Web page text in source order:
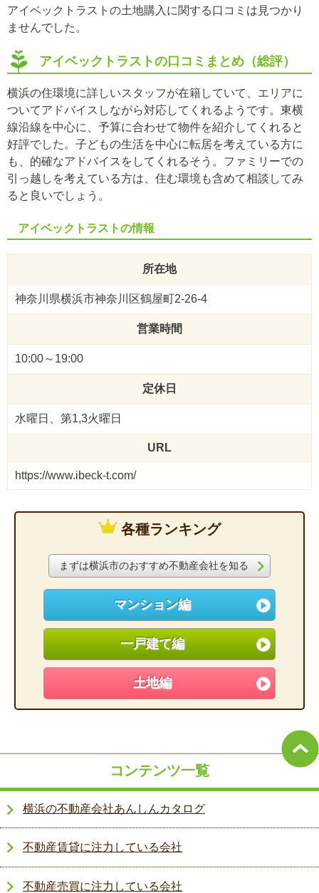
アイベックトラストの土地購入に関する口コミは見つかり
ませんでした。
アイベックトラストの口コミまとめ（総評）
横浜の住環境に詳しいスタッフが在籍していて、エリアに
ついてアドバイスしながら対応してくれるようです。東横
線沿線を中心に、予算に合わせて物件を紹介してくれると
好評でした。子どもの生活を中心に転居を考えている方に
も、的確なアドバイスをしてくれるそう。ファミリーでの
引っ越しを考えている方は、住む環境も含めて相談してみ
ると良いでしょう。
アイベックトラストの情報
所在地
神奈川県横浜市神奈川区鶴屋町2-26-4
営業時間
10:00～19:00
定休日
水曜日、第1,3火曜日
URL
https://www.ibeck-t.com/
各種ランキング
まずは横浜市のおすすめ不動産会社を知る
マンション編
一戸建て編
土地編
コンテンツ一覧
横浜の不動産会社あんしんカタログ
不動産賃貸に注力している会社
不動産売買に注力している会社